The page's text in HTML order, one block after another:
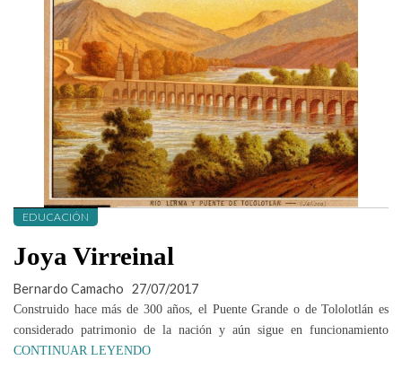
EDUCACIÓN
Joya Virreinal
Bernardo Camacho 27/07/2017
Construido hace más de 300 años, el Puente Grande o de Tololotlán es
considerado patrimonio de la nación y aún sigue en funcionamiento
CONTINUAR LEYENDO